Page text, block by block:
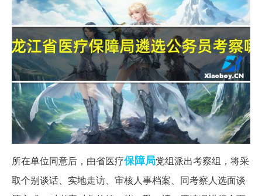
所在单位同意后，由省医疗保障局党组派出考察组，将采
取个别谈话、实地走访、审核人事档案、同考察人选面谈